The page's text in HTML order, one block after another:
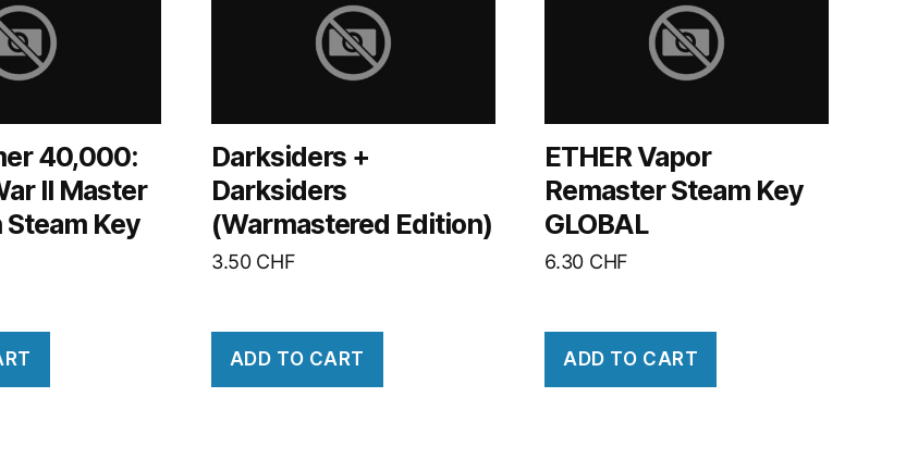
40,000:
II Master
Key
Darksiders +
Darksiders
(Warmastered Edition)
3.50 CHF
ADD TO CART
ETHER Vapor
Remaster Steam Key
GLOBAL
6.30 CHF
ADD TO CART